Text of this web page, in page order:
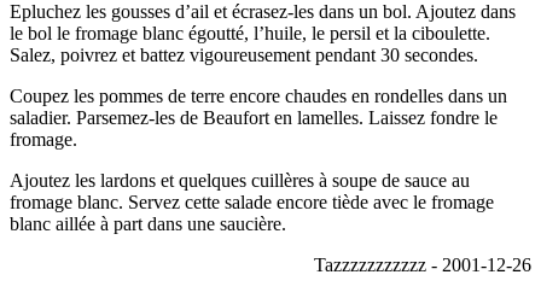
Epluchez les gousses d’ail et écrasez-les dans un bol. Ajoutez dans
le bol le fromage blanc égoutté, l’huile, le persil et la ciboulette.
Salez, poivrez et battez vigoureusement pendant 30 secondes.
Coupez les pommes de terre encore chaudes en rondelles dans un
saladier. Parsemez-les de Beaufort en lamelles. Laissez fondre le
fromage.
Ajoutez les lardons et quelques cuillères à soupe de sauce au
fromage blanc. Servez cette salade encore tiède avec le fromage
blanc aillée à part dans une saucière.
Tazzzzzzzzzzz - 2001-12-26